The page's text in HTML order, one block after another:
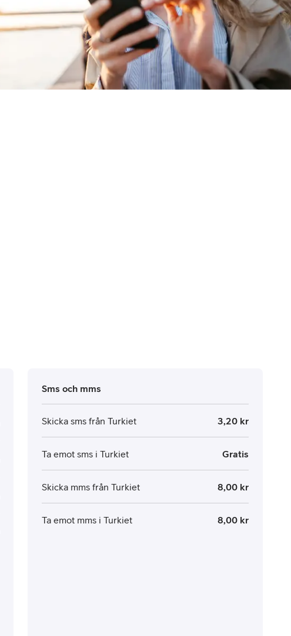
Sms och mms
Skicka sms från Turkiet 3,20 kr
Ta emot sms i Turkiet Gratis
Skicka mms från Turkiet 8,00 kr
Ta emot mms i Turkiet 8,00 kr